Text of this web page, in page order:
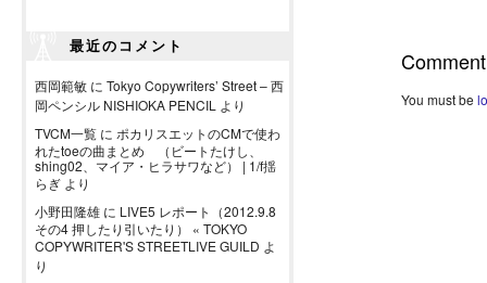
最近のコメント
西岡範敏 に Tokyo Copywriters’ Street – 西
岡ペンシル NISHIOKA PENCIL より
TVCM一覧 に ポカリスエットのCMで使わ
れたtoeの曲まとめ （ビートたけし、
shing02、マイア・ヒラサワなど） | 1/f揺
らぎ より
小野田隆雄 に LIVE5 レポート（2012.9.8
その4 押したり引いたり） « TOKYO
COPYWRITER'S STREETLIVE GUILD よ
り
Comment
You must be